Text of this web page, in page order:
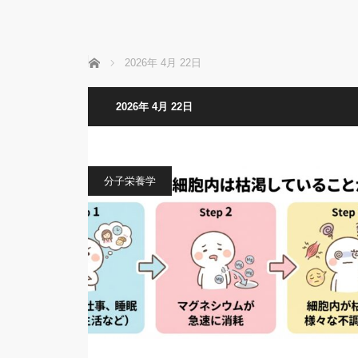
ホーム 2026年 4月 22日
2026年 4月 22日
分子栄養学